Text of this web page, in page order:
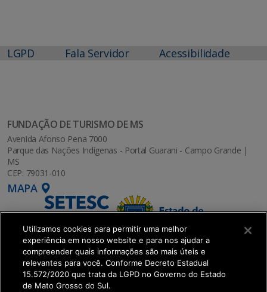
LGPD Fala Servidor Acessibilidade
FUNDAÇÃO DE TURISMO DE MS
Avenida Afonso Pena 7000
Parque das Nações Indígenas - Portal Guarani - Campo Grande |
MS
CEP: 79031-010
MAPA
Utilizamos cookies para permitir uma melhor
experiência em nosso website e para nos ajudar a
compreender quais informações são mais úteis e
relevantes para você. Conforme Decreto Estadual
15.572/2020 que trata da LGPD no Governo do Estado
de Mato Grosso do Sul.